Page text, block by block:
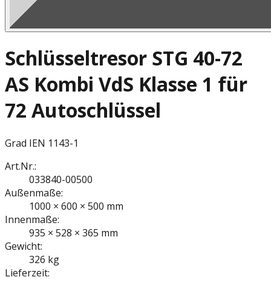
Schlüsseltresor STG 40-72
AS Kombi VdS Klasse 1 für
72 Autoschlüssel
Grad IEN 1143-1
Art.Nr.:
033840-00500
Außenmaße:
1000 × 600 × 500 mm
Innenmaße:
935 × 528 × 365 mm
Gewicht:
326 kg
Lieferzeit: